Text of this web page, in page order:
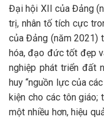
Đại hội XII của Đảng
trị, nhân tố tích cực
của Đảng (năm 2021)
hóa, đạo đức tốt đẹp
nghiệp phát triển đất
huy “nguồn lực của
kiện cho các tôn giáo;
một nhiều hơn, hiệu